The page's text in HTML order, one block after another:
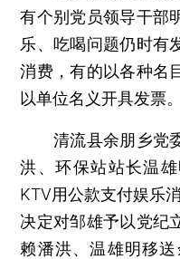
有个别党员领导干部
乐、吃喝问题仍时有
消费，有的以各种名
以单位名义开具发票。
清流县余朋乡党委
洪、环保站站长温
KTV用公款支付娱乐
决定对邹雄予以党纪
赖潘洪、温雄明移